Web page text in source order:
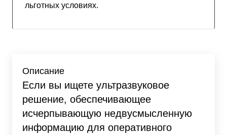
льготных условиях.
Описание
Если вы ищете ультразвуковое
решение, обеспечивающее
исчерпывающую недвусмысленную
информацию для оперативного